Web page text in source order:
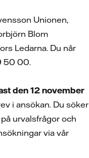
Unionen,
Blom
Ledarna. Du når
50 00.
den 12 november
i ansökan. Du söker
urvalsfrågor och
via vår